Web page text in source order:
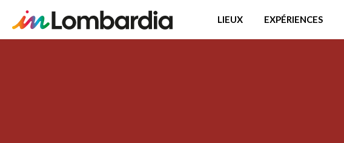
LIEUX EXPÉRIENCES